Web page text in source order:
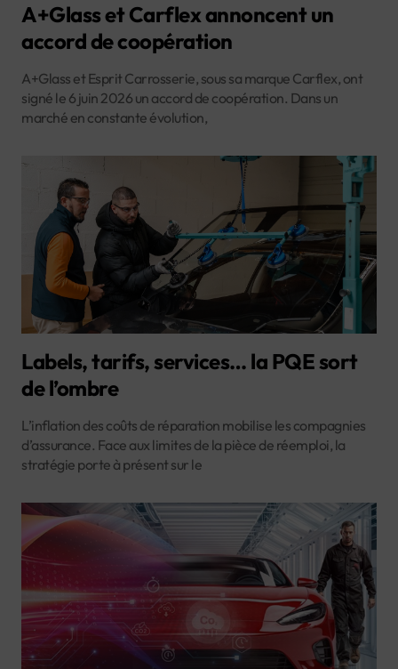
A+Glass et Carflex annoncent un
accord de coopération
A+Glass et Esprit Carrosserie, sous sa marque Carflex, ont
signé le 6 juin 2026 un accord de coopération. Dans un
marché en constante évolution,
Labels, tarifs, services… la PQE sort
de l’ombre
L’inflation des coûts de réparation mobilise les compagnies
d’assurance. Face aux limites de la pièce de réemploi, la
stratégie porte à présent sur le